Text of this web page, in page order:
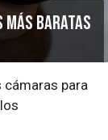
baratas
cámaras para